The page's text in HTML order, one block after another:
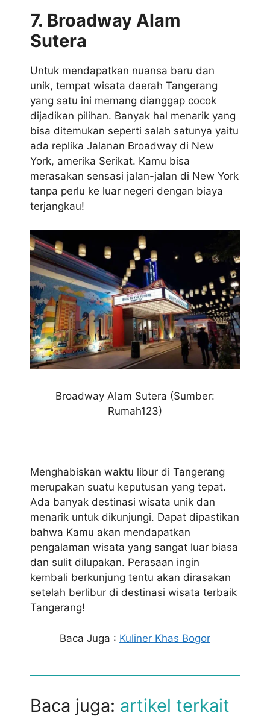
7. Broadway Alam
Sutera
Untuk mendapatkan nuansa baru dan
unik, tempat wisata daerah Tangerang
yang satu ini memang dianggap cocok
dijadikan pilihan. Banyak hal menarik yang
bisa ditemukan seperti salah satunya yaitu
ada replika Jalanan Broadway di New
York, amerika Serikat. Kamu bisa
merasakan sensasi jalan-jalan di New York
tanpa perlu ke luar negeri dengan biaya
terjangkau!
Broadway Alam Sutera (Sumber:
Rumah123)
Menghabiskan waktu libur di Tangerang
merupakan suatu keputusan yang tepat.
Ada banyak destinasi wisata unik dan
menarik untuk dikunjungi. Dapat dipastikan
bahwa Kamu akan mendapatkan
pengalaman wisata yang sangat luar biasa
dan sulit dilupakan. Perasaan ingin
kembali berkunjung tentu akan dirasakan
setelah berlibur di destinasi wisata terbaik
Tangerang!
Baca Juga : Kuliner Khas Bogor
Baca juga: artikel terkait